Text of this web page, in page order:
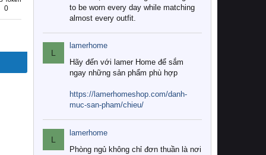
0
to be worn every day while matching
almost every outfit.
L
lamerhome
Hãy đến với lamer Home để sắm
ngay những sản phẩm phù hợp
https://lamerhomeshop.com/danh-
muc-san-pham/chieu/
L
lamerhome
Phòng ngủ không chỉ đơn thuần là nơi